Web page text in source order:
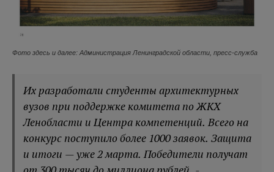
Фото здесь и далее: Администрация Ленинградской области, пресс-служба
Их разработали студенты архитектурных
вузов при поддержке комитета по ЖКХ
Ленобласти и Центра компетенций. Всего на
конкурс поступило более 1000 заявок. Защита
и итоги — уже 2 марта. Победители получат